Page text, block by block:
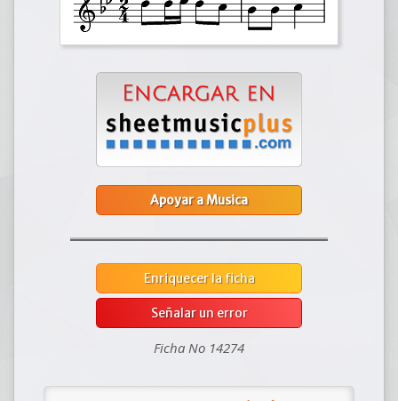
Apoyar a Musica
Enriquecer la ficha
Señalar un error
Ficha No 14274